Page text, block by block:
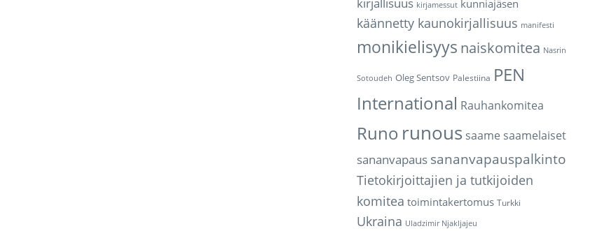
kirjallisuus kirjamessut kunniajäsen
käännetty kaunokirjallisuus manifesti
monikielisyys naiskomitea Nasrin
Sotoudeh Oleg Sentsov Palestiina PEN
International Rauhankomitea
Runo runous saame saamelaiset
sananvapaus sananvapauspalkinto
Tietokirjoittajien ja tutkijoiden
komitea toimintakertomus Turkki
Ukraina Uladzimir Njakljajeu